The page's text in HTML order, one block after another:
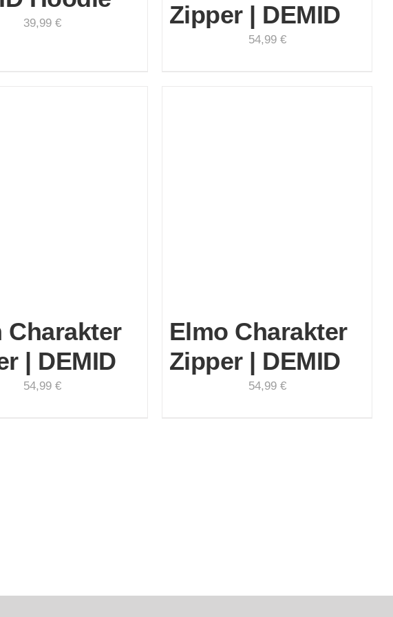
39,99€
Zipper | DEMID
54,99 €
Charakter
| DEMID
54,99€
Elmo Charakter
Zipper | DEMID
54,99 €